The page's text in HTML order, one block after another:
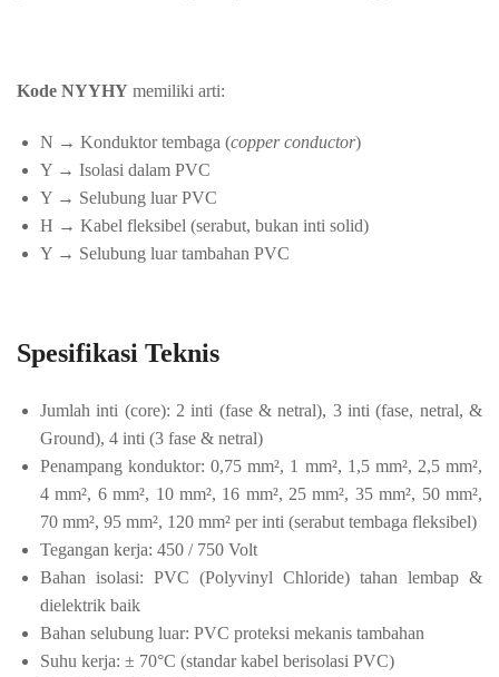
Kode NYYHY memiliki arti:
N → Konduktor tembaga (copper conductor)
Y → Isolasi dalam PVC
Y → Selubung luar PVC
H → Kabel fleksibel (serabut, bukan inti solid)
Y → Selubung luar tambahan PVC
Spesifikasi Teknis
Jumlah inti (core): 2 inti (fase & netral), 3 inti (fase, netral, &
Ground), 4 inti (3 fase & netral)
Penampang konduktor: 0,75 mm², 1 mm², 1,5 mm², 2,5 mm²,
4 mm², 6 mm², 10 mm², 16 mm², 25 mm², 35 mm², 50 mm²,
70 mm², 95 mm², 120 mm² per inti (serabut tembaga fleksibel)
Tegangan kerja: 450 / 750 Volt
Bahan isolasi: PVC (Polyvinyl Chloride) tahan lembap &
dielektrik baik
Bahan selubung luar: PVC proteksi mekanis tambahan
Suhu kerja: ± 70°C (standar kabel berisolasi PVC)